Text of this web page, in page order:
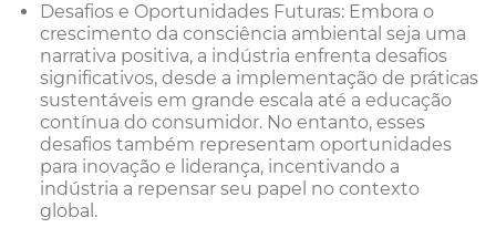
Desafios e Oportunidades Futuras: Embora o
crescimento da consciência ambiental seja uma
narrativa positiva, a indústria enfrenta desafios
significativos, desde a implementação de práticas
sustentáveis em grande escala até a educação
contínua do consumidor. No entanto, esses
desafios também representam oportunidades
para inovação e liderança, incentivando a
indústria a repensar seu papel no contexto
global.